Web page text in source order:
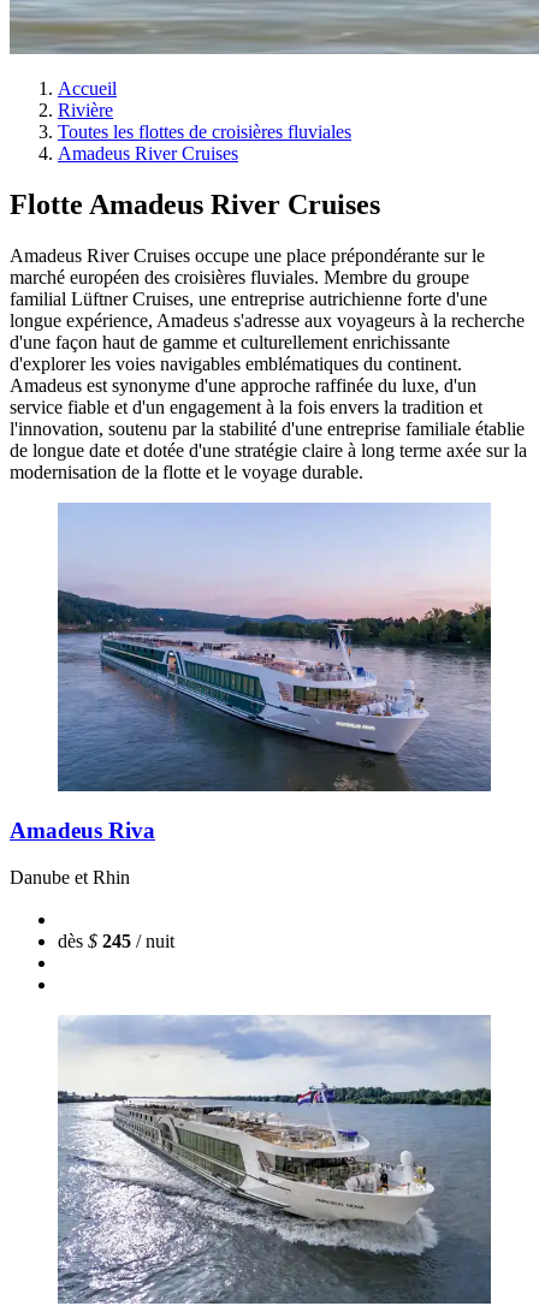
Accueil
Rivière
Toutes les flottes de croisières fluviales
Amadeus River Cruises
Flotte Amadeus River Cruises
Amadeus River Cruises occupe une place prépondérante sur le
marché européen des croisières fluviales. Membre du groupe
familial Lüftner Cruises, une entreprise autrichienne forte d'une
longue expérience, Amadeus s'adresse aux voyageurs à la recherche
d'une façon haut de gamme et culturellement enrichissante
d'explorer les voies navigables emblématiques du continent.
Amadeus est synonyme d'une approche raffinée du luxe, d'un
service fiable et d'un engagement à la fois envers la tradition et
l'innovation, soutenu par la stabilité d'une entreprise familiale établie
de longue date et dotée d'une stratégie claire à long terme axée sur la
modernisation de la flotte et le voyage durable.
Amadeus Riva
Danube et Rhin
dès $ 245 / nuit